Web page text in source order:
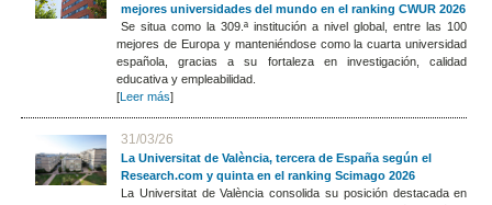
mejores universidades del mundo en el ranking CWUR 2026
Se situa como la 309.ª institución a nivel global, entre las 100
mejores de Europa y manteniéndose como la cuarta universidad
española, gracias a su fortaleza en investigación, calidad
educativa y empleabilidad.
[Leer más]
31/03/26
La Universitat de València, tercera de España según el
Research.com y quinta en el ranking Scimago 2026
La Universitat de València consolida su posición destacada en